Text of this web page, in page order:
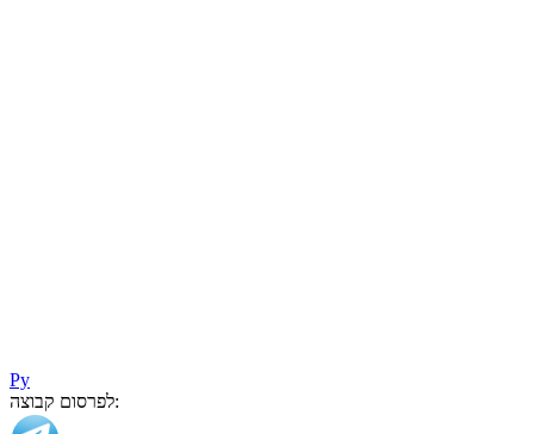
Ру
לפרסום קבוצה: